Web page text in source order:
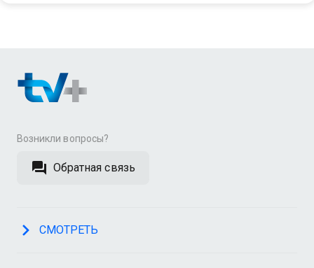
Возникли вопросы?
Обратная связь
СМОТРЕТЬ